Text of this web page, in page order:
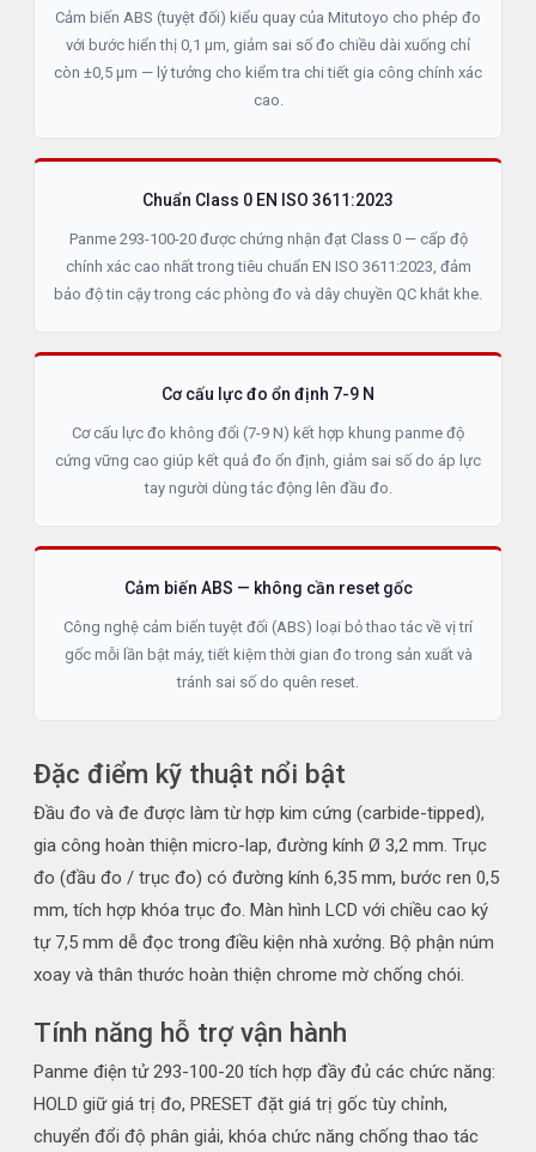
Cảm biến ABS (tuyệt đối) kiểu quay của Mitutoyo cho phép đo
với bước hiển thị 0,1 µm, giảm sai số đo chiều dài xuống chỉ
còn ±0,5 µm — lý tưởng cho kiểm tra chi tiết gia công chính xác
cao.
Chuẩn Class 0 EN ISO 3611:2023
Panme 293-100-20 được chứng nhận đạt Class 0 — cấp độ
chính xác cao nhất trong tiêu chuẩn EN ISO 3611:2023, đảm
bảo độ tin cậy trong các phòng đo và dây chuyền QC khắt khe.
Cơ cấu lực đo ổn định 7-9 N
Cơ cấu lực đo không đổi (7-9 N) kết hợp khung panme độ
cứng vững cao giúp kết quả đo ổn định, giảm sai số do áp lực
tay người dùng tác động lên đầu đo.
Cảm biến ABS — không cần reset gốc
Công nghệ cảm biến tuyệt đối (ABS) loại bỏ thao tác về vị trí
gốc mỗi lần bật máy, tiết kiệm thời gian đo trong sản xuất và
tránh sai số do quên reset.
Đặc điểm kỹ thuật nổi bật
Đầu đo và đe được làm từ hợp kim cứng (carbide-tipped),
gia công hoàn thiện micro-lap, đường kính Ø 3,2 mm. Trục
đo (đầu đo / trục đo) có đường kính 6,35 mm, bước ren 0,5
mm, tích hợp khóa trục đo. Màn hình LCD với chiều cao ký
tự 7,5 mm dễ đọc trong điều kiện nhà xưởng. Bộ phận núm
xoay và thân thước hoàn thiện chrome mờ chống chói.
Tính năng hỗ trợ vận hành
Panme điện tử 293-100-20 tích hợp đầy đủ các chức năng:
HOLD giữ giá trị đo, PRESET đặt giá trị gốc tùy chỉnh,
chuyển đổi độ phân giải, khóa chức năng chống thao tác